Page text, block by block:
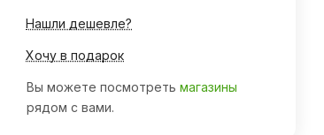
Нашли дешевле?
Хочу в подарок
Вы можете посмотретьмагазины
рядом с вами.